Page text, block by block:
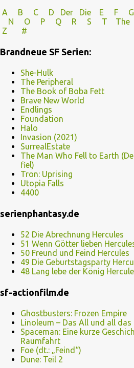
A
B C D Der Die E F G
N
O P Q R S T The
Z
#
Brandneue SF Serien:
She-Hulk
The Peripheral
The Book of Boba Fett
Brave New World
Endlings
Foundation
Halo
Invasion (2021)
SurrealEstate
The Man Who Fell to Earth
fiel)
Tron: Uprising
Utopia Falls
4400
serienphantasy.de
52 Die Abrechnung Hercules
51 Wenn Götter lieben
50 Freund und Feind Hercules
49 Die Geburtstagsparty
48 Lang lebe der König
sf-actionfilm.de
Ghostbusters: Frozen Empire
Linoleum – Das All und all das
Spaceman: Eine kurze
Raumfahrt
Foe (dt.: „Feind“)
Dune: Teil 2